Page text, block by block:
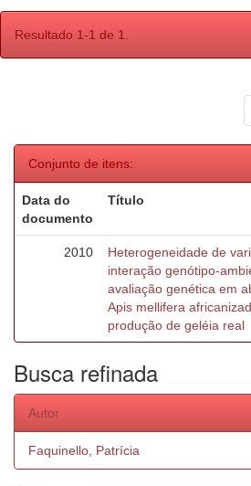
Resultado 1-1 de 1.
Conjunto de itens:
Data do
documento
Título
2010
Heterogeneidade de
interação genótipo-
avaliação genética em
Apis mellifera
produção de geléia real
Busca refinada
Autor
Faquinello, Patrícia